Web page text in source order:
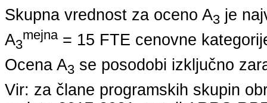
Skupna vrednost za oceno A3 je
A3
mejna= 15 FTE cenovne
Ocena A3 se posodobi izključno
Vir: za člane programskih skupin